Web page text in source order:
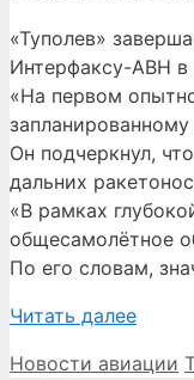
«Туполев»
Интерфаксу-АВН в
«На первом
Он подчеркнул,
дальних
«В рамках
общесамолётное
По его словам,
Читать далее
Рубрики
Новости авиации